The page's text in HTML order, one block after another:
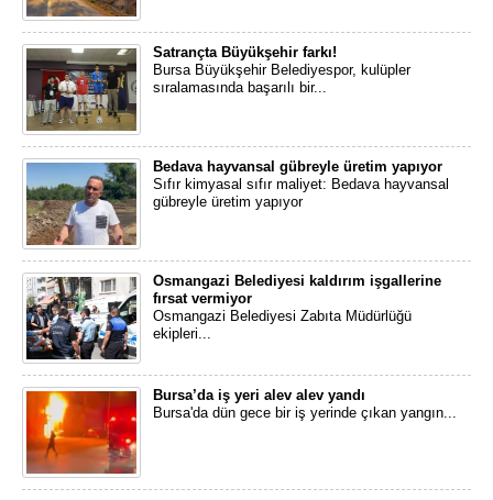
Satrançta Büyükşehir farkı!
Bursa Büyükşehir Belediyespor, kulüpler
sıralamasında başarılı bir...
Bedava hayvansal gübreyle üretim yapıyor
Sıfır kimyasal sıfır maliyet: Bedava hayvansal
gübreyle üretim yapıyor
Osmangazi Belediyesi kaldırım işgallerine
fırsat vermiyor
Osmangazi Belediyesi Zabıta Müdürlüğü
ekipleri...
Bursa’da iş yeri alev alev yandı
Bursa'da dün gece bir iş yerinde çıkan yangın...